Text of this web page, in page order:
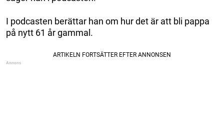
I podcasten berättar han om hur det är att bli pappa
på nytt 61 år gammal.